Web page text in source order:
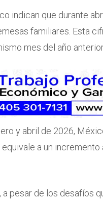
indican que durante
familiares. Esta
mes del año
y abril de 2026,
a un
pesar de los desafíos